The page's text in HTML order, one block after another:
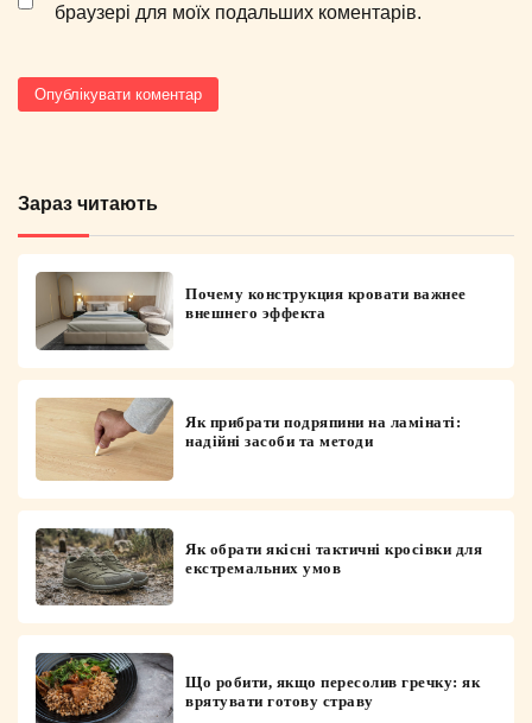
браузері для моїх подальших коментарів.
Зараз читають
Почему конструкция кровати важнее
внешнего эффекта
Як прибрати подряпини на ламінаті:
надійні засоби та методи
Як обрати якісні тактичні кросівки для
екстремальних умов
Що робити, якщо пересолив гречку: як
врятувати готову страву